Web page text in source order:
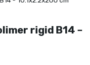
rigid B14 –